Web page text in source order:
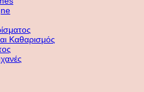
Καθαρισμός